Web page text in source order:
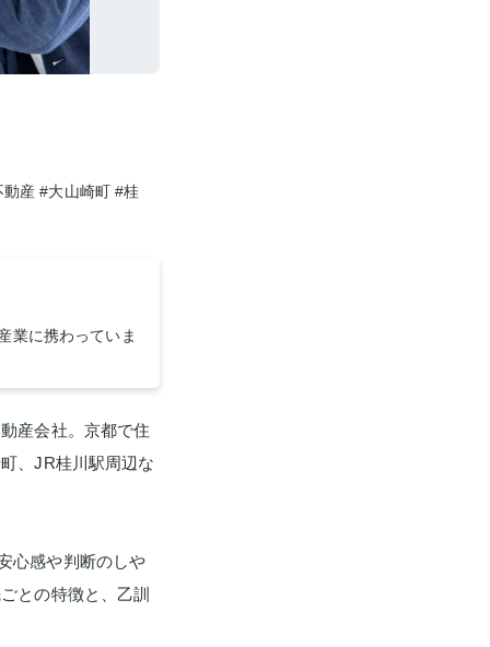
動産 #大山崎町 #桂
業に携わっていま
産会社。京都で住
、JR桂川駅周辺な
心感や判断のしや
との特徴と、乙訓